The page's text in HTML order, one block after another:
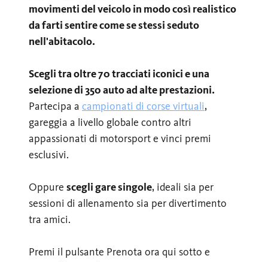
movimenti del veicolo in modo così realistico
da farti sentire come se stessi seduto
nell'abitacolo.
Scegli tra oltre 70 tracciati iconici e una
selezione di 350 auto ad alte prestazioni.
Partecipa a campionati di corse virtuali,
gareggia a livello globale contro altri
appassionati di motorsport e vinci premi
esclusivi.
Oppure scegli gare singole, ideali sia per
sessioni di allenamento sia per divertimento
tra amici.
Premi il pulsante Prenota ora qui sotto e